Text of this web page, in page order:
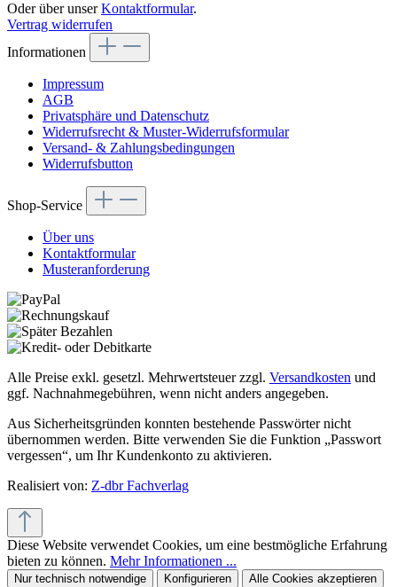
Oder über unserKontaktformular.
Vertrag widerrufen
Informationen
Impressum
AGB
Privatsphäre und Datenschutz
Widerrufsrecht & Muster-Widerrufsformular
Versand- & Zahlungsbedingungen
Widerrufsbutton
Shop-Service
Über uns
Kontaktformular
Musteranforderung
Alle Preise exkl. gesetzl. Mehrwertsteuer zzgl. Versandkosten und
ggf. Nachnahmegebühren, wenn nicht anders angegeben.
Aus Sicherheitsgründen konnten bestehende Passwörter nicht
übernommen werden. Bitte verwenden Sie die Funktion „Passwort
vergessen“, um Ihr Kundenkonto zu aktivieren.
Realisiert von: Z-dbr Fachverlag
Diese Website verwendet Cookies, um eine bestmögliche Erfahrung
bieten zu können. Mehr Informationen ...
Nur technisch notwendige Konfigurieren Alle Cookies akzeptieren